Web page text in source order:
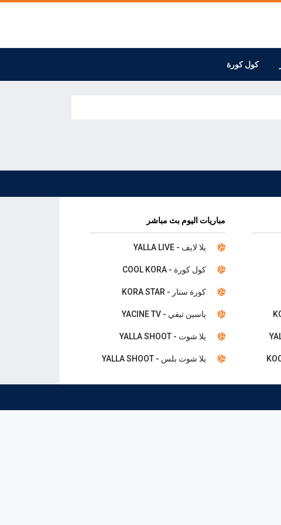
كول كورة
مباريات اليوم بث مباشر
يلا لايف - YALLA LIVE
كول كورة - COOL KORA
كورة ستار - KORA STAR
ياسين تيفي - YACINE TV
يلا شوت - YALLA SHOOT
يلا شوت بلس - YALLA SHOOT